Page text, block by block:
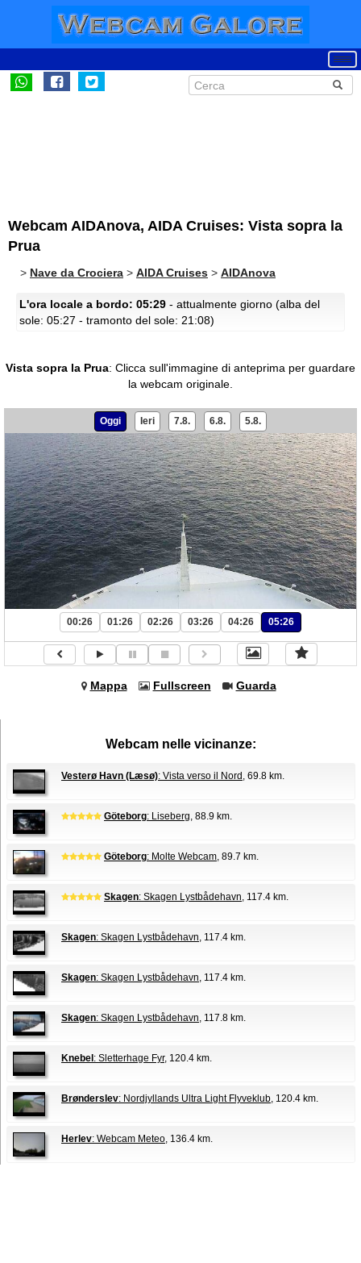
Webcam AIDAnova, AIDA Cruises: Vista sopra la
Prua
> Nave da Crociera > AIDA Cruises > AIDAnova
L'ora locale a bordo: 05:29 - attualmente giorno (alba del
sole: 05:27 - tramonto del sole: 21:08)
Vista sopra la Prua: Clicca sull'immagine di anteprima per guardare
la webcam originale.
Oggi Ieri 7.8. 6.8. 5.8.
00:26 01:26 02:26 03:26 04:26 05:26
Mappa Fullscreen Guarda
Webcam nelle vicinanze:
Vesterø Havn (Læsø): Vista verso il Nord , 69.8 km.
Göteborg: Liseberg, 88.9 km.
Göteborg: Molte Webcam, 89.7 km.
Skagen: Skagen Lystbådehavn, 117.4 km.
Skagen: Skagen Lystbådehavn, 117.4 km.
Skagen: Skagen Lystbådehavn, 117.4 km.
Skagen: Skagen Lystbådehavn, 117.8 km.
Knebel : Sletterhage Fyr, 120.4 km.
Brønderslev: Nordjyllands Ultra Light Flyveklub, 120.4 km.
Herlev: Webcam Meteo, 136.4 km.